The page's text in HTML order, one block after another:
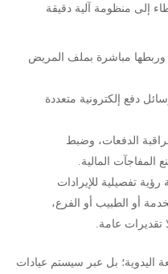
إلى منظومة آلية دقيقة
وربطها مباشرة بملف المريض
دفع إلكترونية متعددة
مراقبة الدفعات، وضبط
المفاجآت المالية.
رؤية تفصيلية للإيرادات
أو الطبيب أو الفرع،
تقديرات عامة.
اليدوية؛ بل عبر سيستم عيادات